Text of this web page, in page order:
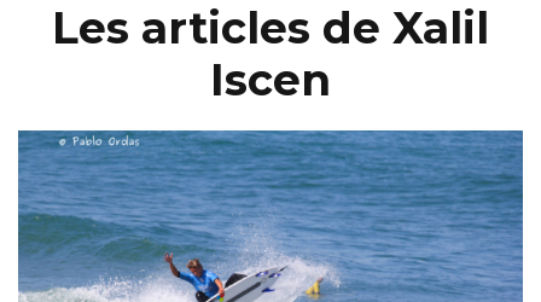
Les articles de Xalil
Iscen